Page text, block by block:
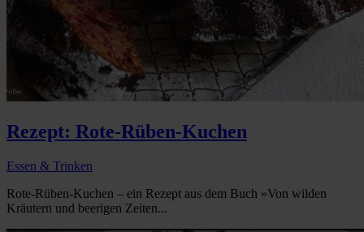
Rezept: Rote-Rüben-Kuchen
Essen & Trinken
Rote-Rüben-Kuchen – ein Rezept aus dem Buch »Von wilden
Kräutern und beerigen Zeiten...